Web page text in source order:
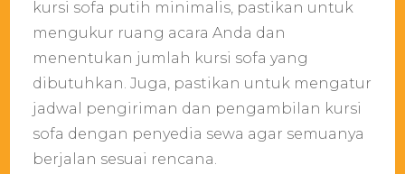
kursi sofa putih minimalis, pastikan untuk
mengukur ruang acara Anda dan
menentukan jumlah kursi sofa yang
dibutuhkan. Juga, pastikan untuk mengatur
jadwal pengiriman dan pengambilan kursi
sofa dengan penyedia sewa agar semuanya
berjalan sesuai rencana.